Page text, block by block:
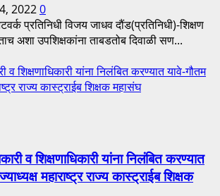
20220
प्रतिनिधी विजय जाधव दौंड(प्रतिनिधी)-शिक्षण
अशा उपशिक्षकांना ताबडतोब दिवाळी सण...
व शिक्षणाधिकारी यांना निलंबित करण्यात यावे-गौतम
राज्य कास्ट्राईब शिक्षक महासंघ
व शिक्षणाधिकारी यांना निलंबित करण्यात
महाराष्ट्र राज्य कास्ट्राईब शिक्षक